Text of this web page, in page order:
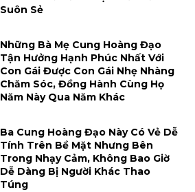
Suôn Sẻ
Những Bà Mẹ Cung Hoàng Đạo
Tận Hưởng Hạnh Phúc Nhất Với
Con Gái Được Con Gái Nhẹ Nhàng
Chăm Sóc, Đồng Hành Cùng Họ
Năm Này Qua Năm Khác
Ba Cung Hoàng Đạo Này Có Vẻ Dễ
Tính Trên Bề Mặt Nhưng Bên
Trong Nhạy Cảm, Không Bao Giờ
Dễ Dàng Bị Người Khác Thao
Túng